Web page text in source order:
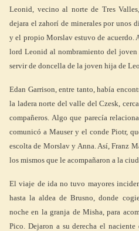
Leonid, vecino al norte de Tres
dejara el zahorí de minerales por unos
y el propio Morslav estuvo de acuerdo.
lord Leonid al nombramiento del
servir de doncella de la joven hija de
Edan Garrison, entre tanto, había
la ladera norte del valle del Czesk,
compañeros. Algo que parecía
comunicó a Mauser y el conde Piotr,
escolta de Morslav y Anna. Así, Franz
los mismos que le acompañaron a la
El viaje de ida no tuvo mayores
hasta la aldea de Brusno, donde
noche en la granja de Misha, para
Pico. Dejaron a su derecha el